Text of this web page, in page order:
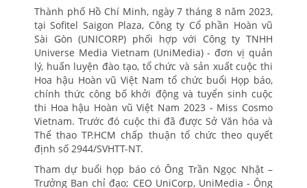
Thành phố Hồ Chí Minh, ngày 7 tháng 8 năm 2023,
tại Sofitel Saigon Plaza, Công ty Cổ phần Hoàn vũ
Sài Gòn (UNICORP) phối hợp với Công ty TNHH
Universe Media Vietnam (UniMedia) - đơn vị quản
lý, huấn luyện đào tạo, tổ chức và sản xuất cuộc thi
Hoa hậu Hoàn vũ Việt Nam tổ chức buổi Họp báo,
chính thức công bố khởi động và tuyển sinh cuộc
thi Hoa hậu Hoàn vũ Việt Nam 2023 - Miss Cosmo
Vietnam. Trước đó cuộc thi đã được Sở Văn hóa và
Thể thao TP.HCM chấp thuận tổ chức theo quyết
định số 2944/SVHTT-NT.
Tham dự buổi họp báo có Ông Trần Ngọc Nhật –
Trưởng Ban chỉ đạo; CEO UniCorp, UniMedia - Ông